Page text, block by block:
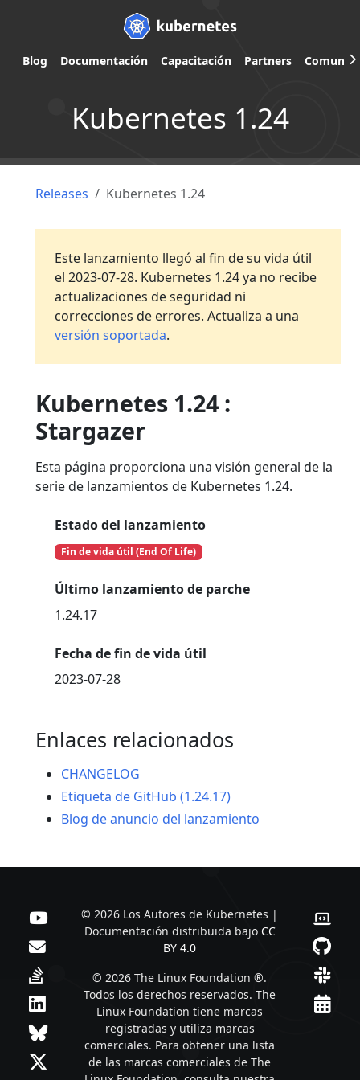
Blog Documentación Capacitación Partners
Kubernetes 1.24
Releases Kubernetes 1.24
Este lanzamiento llegó al fin de su vida útil
el 2023-07-28. Kubernetes 1.24 ya no recibe
actualizaciones de seguridad ni
correcciones de errores. Actualiza a una
versión soportada.
Kubernetes 1.24 :
Stargazer
Esta página proporciona una visión general de la
serie de lanzamientos de Kubernetes 1.24.
Estado del lanzamiento
Fin de vida útil (End Of Life)
Último lanzamiento de parche
1.24.17
Fecha de fin de vida útil
2023-07-28
Enlaces relacionados
CHANGELOG
Etiqueta de GitHub (1.24.17)
Blog de anuncio del lanzamiento
© 2026 Los Autores de Kubernetes |
Documentación distribuida bajo CC
BY 4.0
© 2026 The Linux Foundation ®.
Todos los derechos reservados. The
Linux Foundation tiene marcas
registradas y utiliza marcas
comerciales. Para obtener una lista
de las marcas comerciales de The